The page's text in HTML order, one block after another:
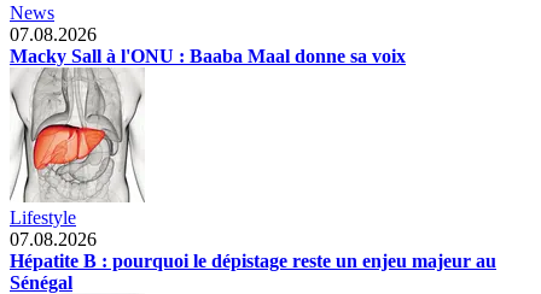
News
07.08.2026
Macky Sall à l'ONU : Baaba Maal donne sa voix
Lifestyle
07.08.2026
Hépatite B : pourquoi le dépistage reste un enjeu majeur au
Sénégal